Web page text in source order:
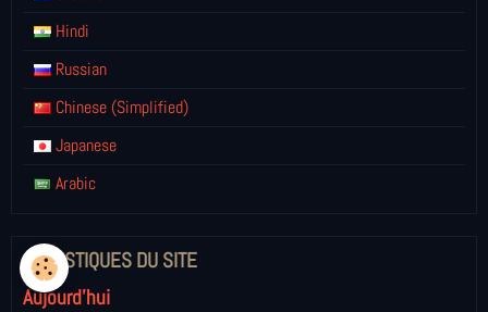
Hindi
Russian
Chinese (Simplified)
Japanese
Arabic
STATISTIQUES DU SITE
Aujourd'hui